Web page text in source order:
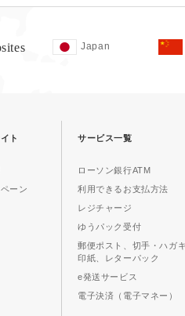
Japan
ト
ーン
サービス一覧
ローソン銀行ATM
利用できるお支払方法
レジチャージ
ゆうパック受付
郵便ポスト、切手・ハガ
印紙、レターパック
e発送サービス
電子決済（電子マネー）